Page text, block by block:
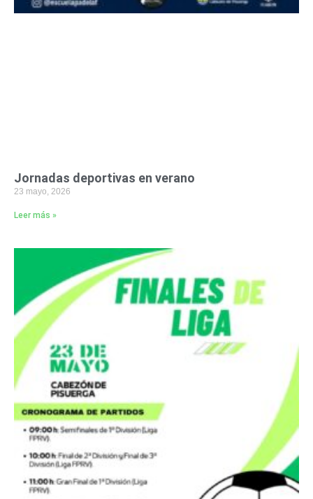
Jornadas deportivas en verano
23 mayo, 2026
Leer más »